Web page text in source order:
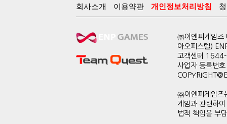
회사소개 이용약관 개인정보처리방침
㈜이엔피게임
아오피스텔)
고객센터
사업자 등록번
㈜이엔피게임즈
게임과 관련하
법적 책임을 부